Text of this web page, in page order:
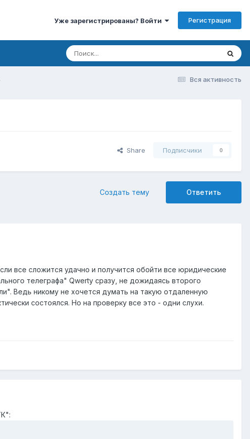
Уже зарегистрированы? Войти Регистрация
Вся активность
Share Подписчики 0
Ответить
Создать тему
все сложится удачно и получится обойти все юридические
телеграфа" Qwerty сразу, не дожидаясь второго
Ведь никому не хочется думать на такую отдаленную
состоялся. Но на проверку все это - одни слухи.